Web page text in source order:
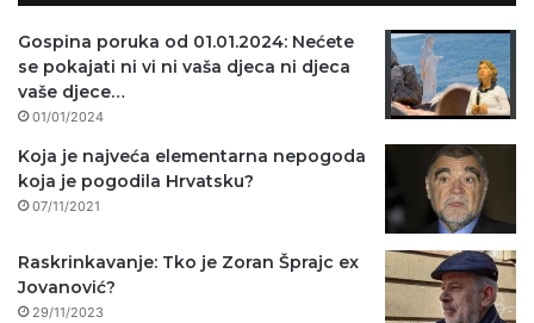
Gospina poruka od 01.01.2024: Nećete
se pokajati ni vi ni vaša djeca ni djeca
vaše djece…
01/01/2024
Koja je najveća elementarna nepogoda
koja je pogodila Hrvatsku?
07/11/2021
Raskrinkavanje: Tko je Zoran Šprajc ex
Jovanović?
29/11/2023